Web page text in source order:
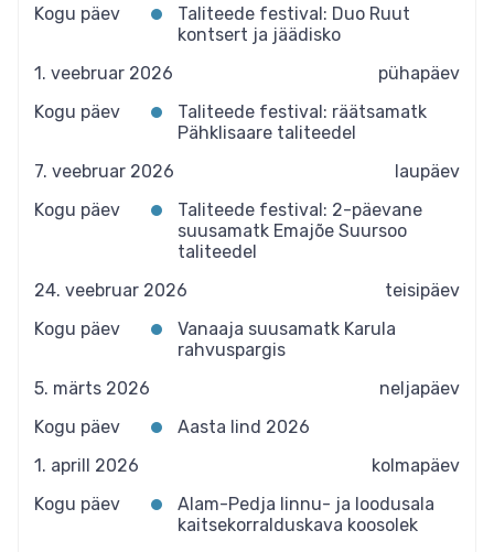
Kogu päev
Taliteede festival: Duo Ruut
kontsert ja jäädisko
1. veebruar 2026
pühapäev
Kogu päev
Taliteede festival: räätsamatk
Pähklisaare taliteedel
7. veebruar 2026
laupäev
Kogu päev
Taliteede festival: 2-päevane
suusamatk Emajõe Suursoo
taliteedel
24. veebruar 2026
teisipäev
Kogu päev
Vanaaja suusamatk Karula
rahvuspargis
5. märts 2026
neljapäev
Kogu päev
Aasta lind 2026
1. aprill 2026
kolmapäev
Kogu päev
Alam-Pedja linnu- ja loodusala
kaitsekorralduskava koosolek